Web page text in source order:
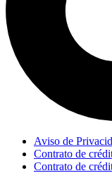
Aviso de
Contrato de
Contrato de